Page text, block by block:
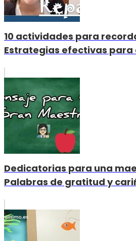
10 actividades para
Estrategias efectivas para
Dedicatorias para una
Palabras de gratitud y